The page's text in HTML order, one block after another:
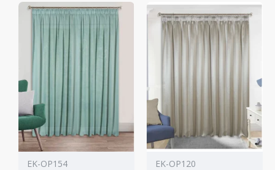
ΕΚ-ΟΡ154 ΕΚ-ΟΡ120